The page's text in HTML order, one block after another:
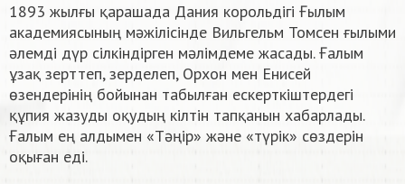
1893 жылғы қарашада Дания корольдігі Ғылым
академиясының мәжілісінде Вильгельм Томсен ғылыми
әлемді дүр сілкіндірген мәлімдеме жасады. Ғалым
ұзақ зерттеп, зерделеп, Орхон мен Енисей
өзендерінің бойынан табылған ескерткіштердегі
құпия жазуды оқудың кілтін тапқанын хабарлады.
Ғалым ең алдымен «Тәңір» және «түрік» сөздерін
оқыған еді.